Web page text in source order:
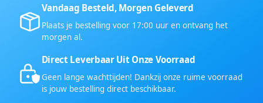
Vandaag Besteld, Morgen Geleverd
Plaats je bestelling voor 17:00 uur en ontvang het
morgen al.
Direct Leverbaar Uit Onze Voorraad
Geen lange wachttijden! Dankzij onze ruime voorraad
is jouw bestelling direct beschikbaar.